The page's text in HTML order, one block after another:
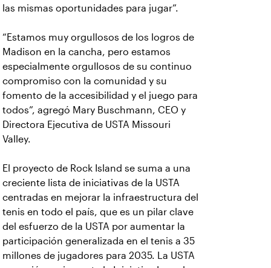
las mismas oportunidades para jugar”.
“Estamos muy orgullosos de los logros de
Madison en la cancha, pero estamos
especialmente orgullosos de su continuo
compromiso con la comunidad y su
fomento de la accesibilidad y el juego para
todos”, agregó Mary Buschmann, CEO y
Directora Ejecutiva de USTA Missouri
Valley.
El proyecto de Rock Island se suma a una
creciente lista de iniciativas de la USTA
centradas en mejorar la infraestructura del
tenis en todo el país, que es un pilar clave
del esfuerzo de la USTA por aumentar la
participación generalizada en el tenis a 35
millones de jugadores para 2035. La USTA